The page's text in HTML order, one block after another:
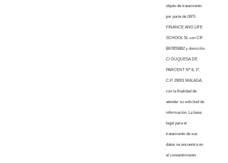
objeto de tratamiento
por parte de LWS
FINANCE AND LIFE
SCHOOL SL con CIF
B67855882 y domicilio
C/ DUQUESA DE
PARCENT Nº 8, 1º,
C.P. 29001 MALAGA,
con la finalidad de
atender su solicitud de
información. La base
legal para el
tratamiento de sus
datos se encuentra en
el consentimiento